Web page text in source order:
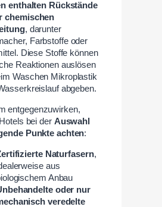
enthalten Rückstände
chemischen
, darunter
Farbstoffe oder
Diese Stoffe können
Reaktionen auslösen
Waschen Mikroplastik
abgeben.
entgegenzuwirken,
bei der Auswahl
Punkte achten:
Naturfasern,
aus
Anbau
oder nur
veredelte